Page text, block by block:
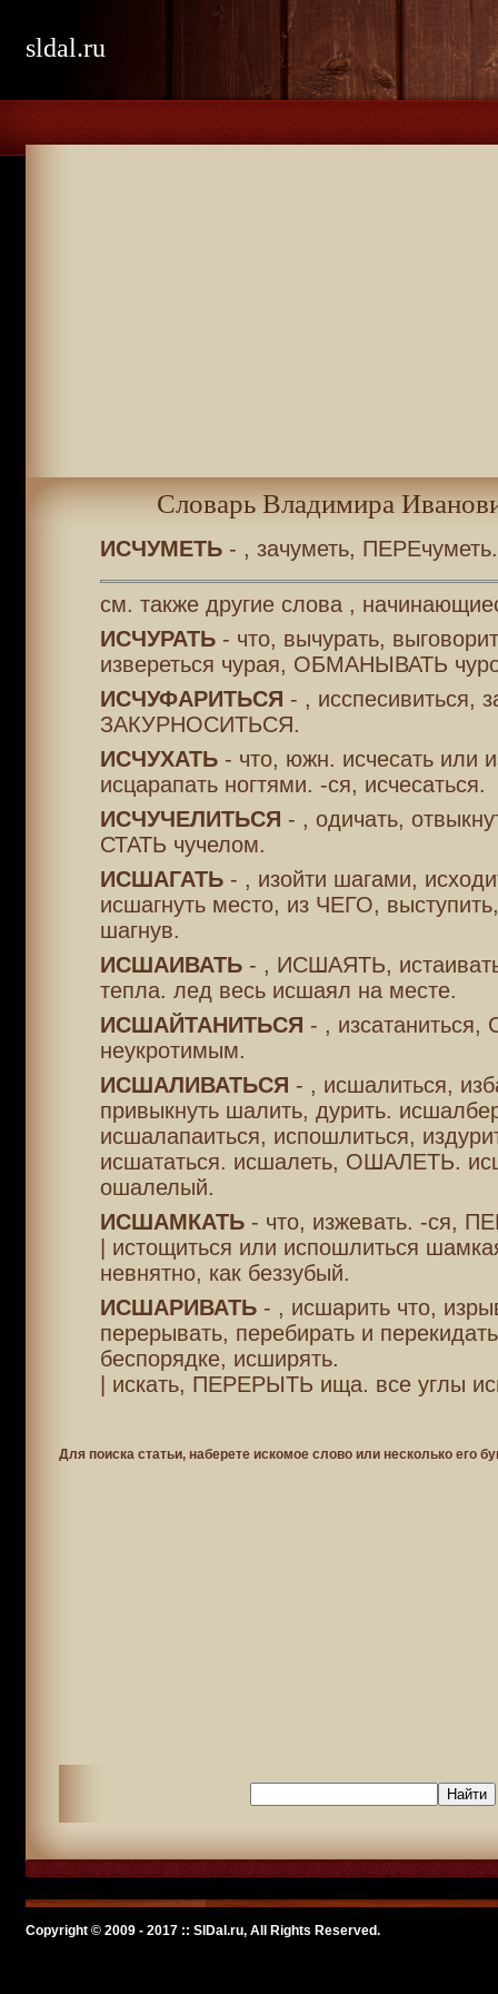
sldal.ru
Словарь Владимира
ИСЧУМЕТЬ- , зачуметь, ПЕРЕчуметь.
см. также другие слова ,
ИСЧУРАТЬ- что, вычурать,
извереться чурая, ОБМАНЫВАТЬ
ИСЧУФАРИТЬСЯ - , исспесивиться,
ЗАКУРНОСИТЬСЯ.
ИСЧУХАТЬ- что, южн. исчесать или
исцарапать ногтями. -ся, исчесаться.
ИСЧУЧЕЛИТЬСЯ - , одичать,
СТАТЬ чучелом.
ИСШАГАТЬ- , изойти шагами,
исшагнуть место, из ЧЕГО,
шагнув.
ИСШАИВАТЬ- , ИСШАЯТЬ,
тепла. лед весь исшаял на месте.
ИСШАЙТАНИТЬСЯ - ,
неукротимым.
ИСШАЛИВАТЬСЯ - , исшалиться,
привыкнуть шалить, дурить.
исшалапаиться, испошлиться,
исшататься. исшалеть, ОШАЛЕТЬ.
ошалелый.
ИСШАМКАТЬ- что, изжевать. -ся,
| истощиться или испошлиться
невнятно, как беззубый.
ИСШАРИВАТЬ- , исшарить что,
перерывать, перебирать и
беспорядке, исширять.
| искать, ПЕРЕРЫТЬ ища. все углы
Для поиска статьи, наберете искомое слово или несколько его
Copyright © 2009 - 2017 :: SlDal.ru, All Rights Reserved.